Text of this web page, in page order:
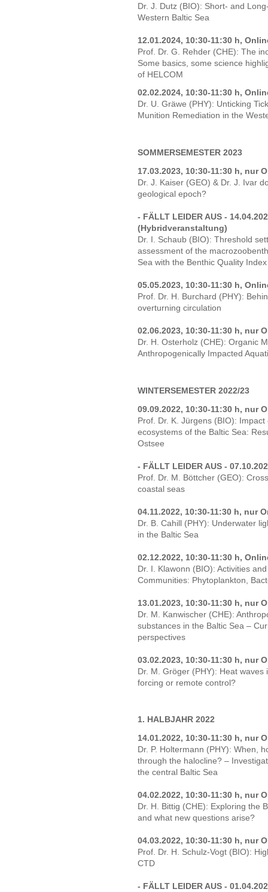
Dr. J. Dutz (BIO): Short- and
Western Baltic Sea
12.01.2024, 10:30-11:30 h,
Prof. Dr. G. Rehder (CHE): The
Some basics, some science
of HELCOM
02.02.2024, 10:30-11:30 h,
Dr. U. Gräwe (PHY): Unticking
Munition Remediation in the
SOMMERSEMESTER 2023
17.03.2023, 10:30-11:30 h, nur
Dr. J. Kaiser (GEO) & Dr. J. Ivar
geological epoch?
- FÄLLT LEIDER AUS -
(Hybridveranstaltung)
Dr. I. Schaub (BIO): Threshold
assessment of the
Sea with the Benthic Quality Index
05.05.2023, 10:30-11:30 h,
Prof. Dr. H. Burchard (PHY):
overturning circulation
02.06.2023, 10:30-11:30 h, nur
Dr. H. Osterholz (CHE): Organic
Anthropogenically Impacted
WINTERSEMESTER 2022/23
09.09.2022, 10:30-11:30 h, nur
Prof. Dr. K. Jürgens (BIO):
ecosystems of the Baltic Sea:
Ostsee
- FÄLLT LEIDER AUS -
Prof. Dr. M. Böttcher (GEO):
coastal seas
04.11.2022, 10:30-11:30 h, nur
Dr. B. Cahill (PHY): Underwater
in the Baltic Sea
02.12.2022, 10:30-11:30 h,
Dr. I. Klawonn (BIO): Activities
Communities: Phytoplankton,
13.01.2023, 10:30-11:30 h, nur
Dr. M. Kanwischer (CHE):
substances in the Baltic Sea –
perspectives
03.02.2023, 10:30-11:30 h, nur
Dr. M. Gröger (PHY): Heat
forcing or remote control?
1. HALBJAHR 2022
14.01.2022, 10:30-11:30 h, nur
Dr. P. Holtermann (PHY): When,
through the halocline? –
the central Baltic Sea
04.02.2022, 10:30-11:30 h, nur
Dr. H. Bittig (CHE): Exploring the
and what new questions arise?
04.03.2022, 10:30-11:30 h, nur
Prof. Dr. H. Schulz-Vogt (BIO):
CTD
- FÄLLT LEIDER AUS -